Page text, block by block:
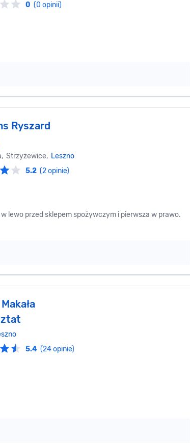
0 (0 opinii)
Ryszard
Strzyżewice, Leszno
5.2 (2 opinie)
lewo przed sklepem spożywczym i pierwsza w prawo.
5.4 (24 opinie)